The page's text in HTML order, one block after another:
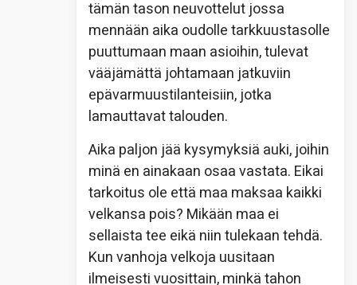
tämän tason neuvottelut jossa
mennään aika oudolle tarkkuustasolle
puuttumaan maan asioihin, tulevat
vääjämättä johtamaan jatkuviin
epävarmuustilanteisiin, jotka
lamauttavat talouden.
Aika paljon jää kysymyksiä auki, joihin
minä en ainakaan osaa vastata. Eikai
tarkoitus ole että maa maksaa kaikki
velkansa pois? Mikään maa ei
sellaista tee eikä niin tulekaan tehdä.
Kun vanhoja velkoja uusitaan
ilmeisesti vuosittain, minkä tahon